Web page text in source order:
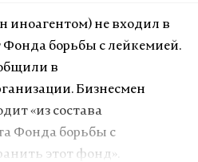
изменится после 17
убежден, что в
измениться многое, в
иноагентом) не входил в
Фонда борьбы с лейкемией.
в
Бизнесмен
«из состава
Фонда борьбы с
этот фонд».